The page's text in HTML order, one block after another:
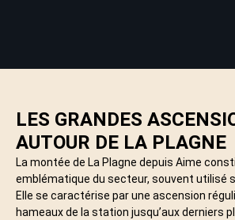
LES GRANDES
AUTOUR DE LA PLAGNE
La montée de La Plagne depuis Aime
emblématique du secteur, souvent utilisé
Elle se caractérise par une ascension
hameaux de la station jusqu’aux derniers